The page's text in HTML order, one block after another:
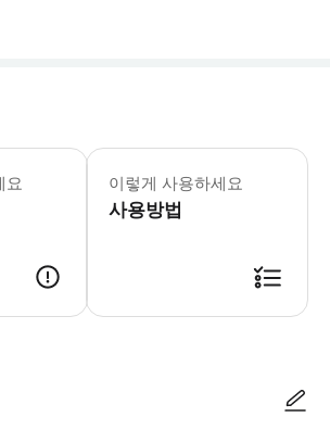
요
* 소요시간 : 210분 (옵션에 따라 소요
이렇게 사용하세요
사용방법